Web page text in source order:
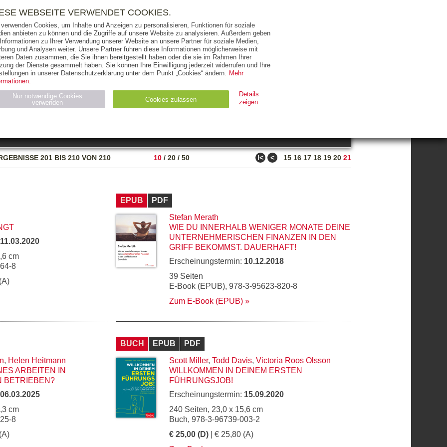
AUSGABEART AUS DER REIHE ZUM THEMA
201 BIS 210 VON 210 10 / 20 / 50 ǀ< < 15 16 17 18 19 20 21
11.03.2020
cm
8
EPUB
PDF
Stefan Merath
WIE DU INNERHALB WENIGER MONATE DEINE
UNTERNEHMERISCHEN FINANZEN IN DEN
GRIFF BEKOMMST. DAUERHAFT!
Erscheinungstermin: 10.12.2018
39 Seiten
E-Book (EPUB), 978-3-95623-820-8
Zum E-Book (EPUB)
, Helen Heitmann
ARBEITEN IN
BETRIEBEN?
06.03.2025
cm
8
BUCH EPUB
PDF
Scott Miller, Todd Davis, Victoria Roos Olsson
WILLKOMMEN IN DEINEM ERSTEN
FÜHRUNGSJOB!
Erscheinungstermin: 15.09.2020
240 Seiten, 23,0 x 15,6 cm
Buch, 978-3-96739-003-2
€ 25,00 (D) | € 25,80 (A)
AUDIO-CDS MP3 NON-BOOKS
AUTOREN VERLAG
RIGHTS PRESSE HANDEL FÜR UNTERNEHMEN
WEBSEITE VERWENDET COOKIES.
Cookies, um Inhalte und Anzeigen zu personalisieren, Funktionen für soziale
anbieten zu können und die Zugriffe auf unsere Website zu analysieren. Außerdem geben
zu Ihrer Verwendung unserer Website an unsere Partner für soziale Medien,
und Analysen weiter. Unsere Partner führen diese Informationen möglicherweise mit
Daten zusammen, die Sie ihnen bereitgestellt haben oder die sie im Rahmen Ihrer
der Dienste gesammelt haben. Sie können Ihre Einwilligung jederzeit widerrufen und Ihre
in unserer Datenschutzerklärung unter dem Punkt „Cookies“ ändern. Mehr
Nur notwendige Cookies
verwenden
Cookies zulassen
Details
zeigen
Anbieter Zweck Ablauf
Typ
gabal-
Wird für die Speicherung der Benutzer-Session verwendet
HTTP